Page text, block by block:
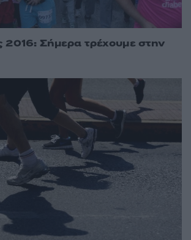
2016: Σήμερα τρέχουμε στην